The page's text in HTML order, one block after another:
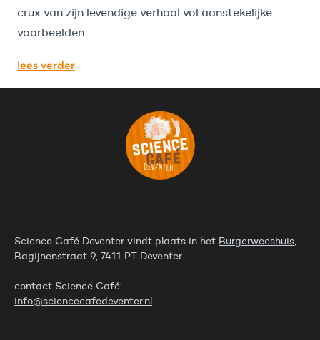
crux van zijn levendige verhaal vol aanstekelijke
voorbeelden ...
lees verder
Science Café Deventer vindt plaats in het Burgerweeshuis,
Bagijnenstraat 9, 7411 PT Deventer.
contact Science Café:
info@sciencecafedeventer.nl